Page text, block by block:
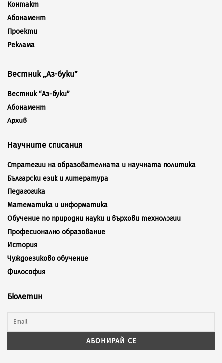
Контакт
Абонамент
Проекти
Реклама
Вестник „Аз-буки”
Вестник “Аз-буки”
Абонамент
Архив
Научните списания
Стратегии на образователната и научната политика
Български език и литература
Педагогика
Математика и информатика
Обучение по природни науки и върхови технологии
Професионално образование
История
Чуждоезиково обучение
Философия
Бюлетин